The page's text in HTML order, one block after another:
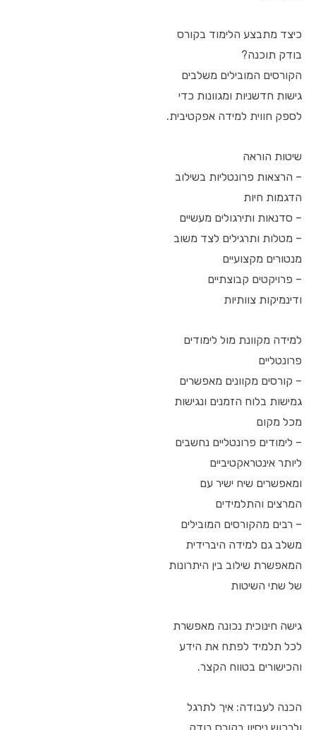
כיצד מתבצע הלימוד בקורס
בודק תוכנה?
הקורסים המובילים משלבים
גישות חדשניות ומגוונות כדי
לספק חווית למידה אפקטיבית.
שיטות הוראה
– הרצאות פרונטליות בשילוב
הדגמות חיות
– סדנאות ותירגולים מעשיים
– מטלות ותרגילים לצד משוב
מנטורים מקצועיים
– פרויקטים קבוצתיים
ודינמיקות צוותיות
למידה מקוונת מול לימודים
פרונטליים
– קורסים מקוונים מאפשרים
גמישות בלוח הזמנים ונגישות
מכל מקום
– לימודים פרונטליים נחשבים
ליותר אינטראקטיביים
ומאפשרים שיח ישיר עם
המרצים והתלמידים
– רבים מהקורסים המובילים
משלב גם למידה היברידית
המאפשרת שילוב בין היתרונות
של שתי השיטות
גישה חינוכית נכונה מאפשרת
לכל תלמיד לפתח את הידע
והכישורים בטווח הקצר.
הכנה לעבודה: איך לתרגל